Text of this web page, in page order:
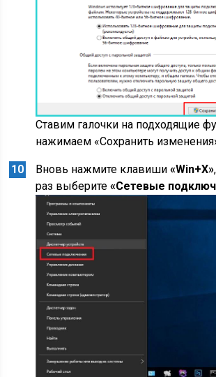
Ставим галочки на подходящие
нажимаем «Сохранить
Вновь нажмите клавиши«Win+X»
раз выберите«Сетевые